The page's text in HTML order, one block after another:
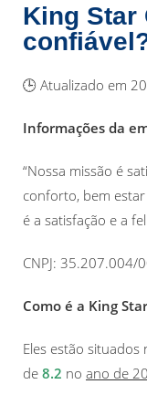
King Star
🕒 Atualizado em
Informações da
“Nossa missão é
conforto, bem
é a satisfação e a
CNPJ: 35.207.004/
Como é a King
Eles estão situados
de 8.2 no ano de